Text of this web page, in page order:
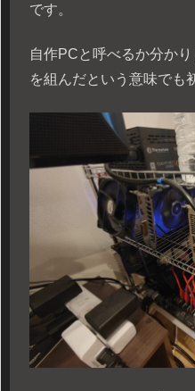
です。
自作PCと呼べるか分か
を組んだという意味でも